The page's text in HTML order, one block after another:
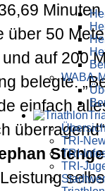
WABA-
TRI-
TRI-
TRI-
Minuten
über 50
auf 200
belegte.
einfach